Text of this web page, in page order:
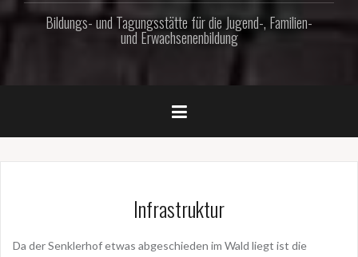
Bildungs- und Tagungsstätte für die Jugend-, Familien-
und Erwachsenenbildung
Infrastruktur
Da der Senklerhof etwas abgeschieden im Wald liegt ist die